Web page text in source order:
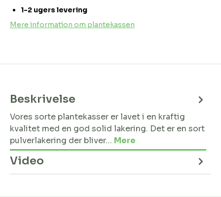
1-2 ugers levering
Mere information om plantekassen
Beskrivelse
Vores sorte plantekasser er lavet i en kraftig
kvalitet med en god solid lakering. Det er en sort
pulverlakering der bliver… Mere
Video